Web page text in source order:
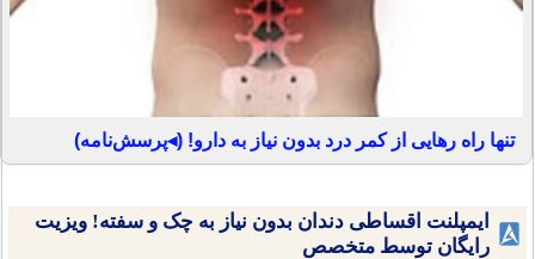
تنها راه رهایی از کمر درد بدون نیاز به دارو! (◂پرسش‌نامه)
ایمپلنت اقساطی دندان بدون نیاز به چک و سفته! ویزیت
رایگان توسط متخصص